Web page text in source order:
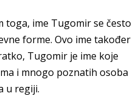
toga, ime Tugomir se često
forme. Ovo ime također
Tugomir je ime koje
i mnogo poznatih osoba
u regiji.